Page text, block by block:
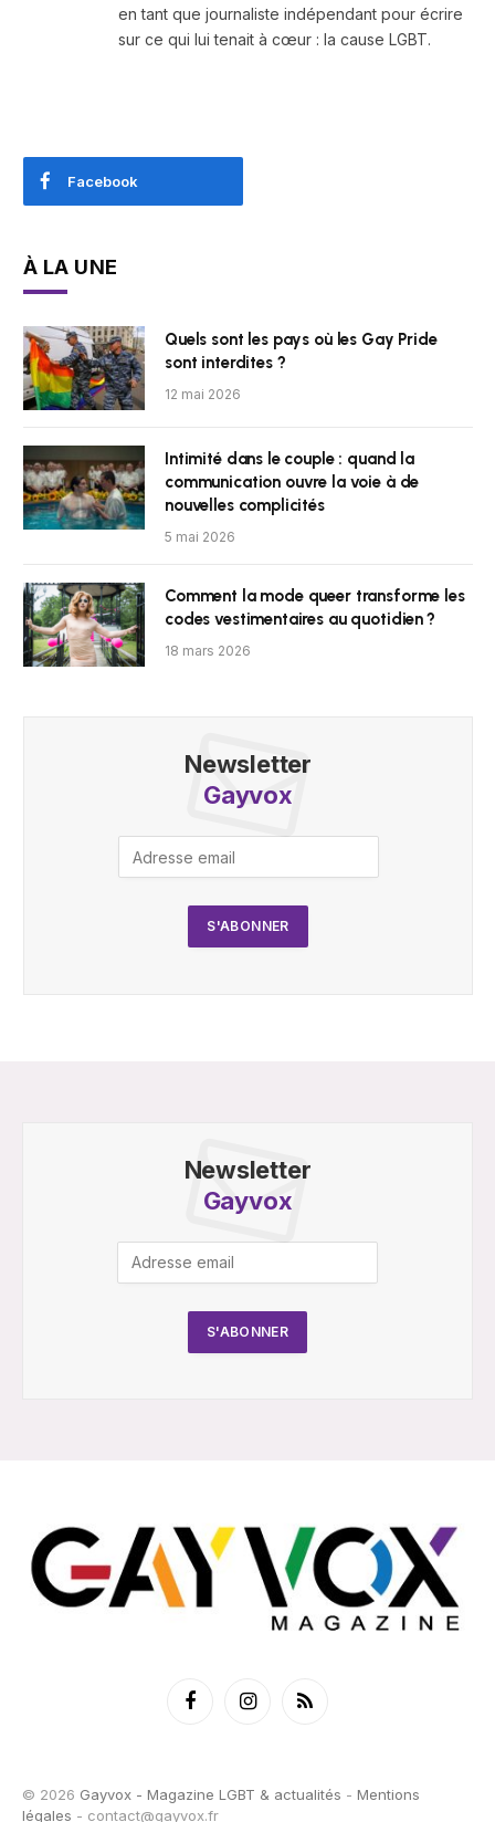
en tant que journaliste indépendant pour écrire
sur ce qui lui tenait à cœur : la cause LGBT.
Facebook
À LA UNE
Quels sont les pays où les Gay Pride
sont interdites ?
12 mai 2026
Intimité dans le couple : quand la
communication ouvre la voie à de
nouvelles complicités
5 mai 2026
Comment la mode queer transforme les
codes vestimentaires au quotidien ?
18 mars 2026
Newsletter
Gayvox
Newsletter
Gayvox
FacebookInstagramRSS
© 2026 Gayvox - Magazine LGBT & actualités - Mentions
légales - contact@gayvox.fr